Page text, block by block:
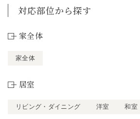
対応部位から探す
家全体
家全体
居室
リビング・ダイニング 洋室 和室